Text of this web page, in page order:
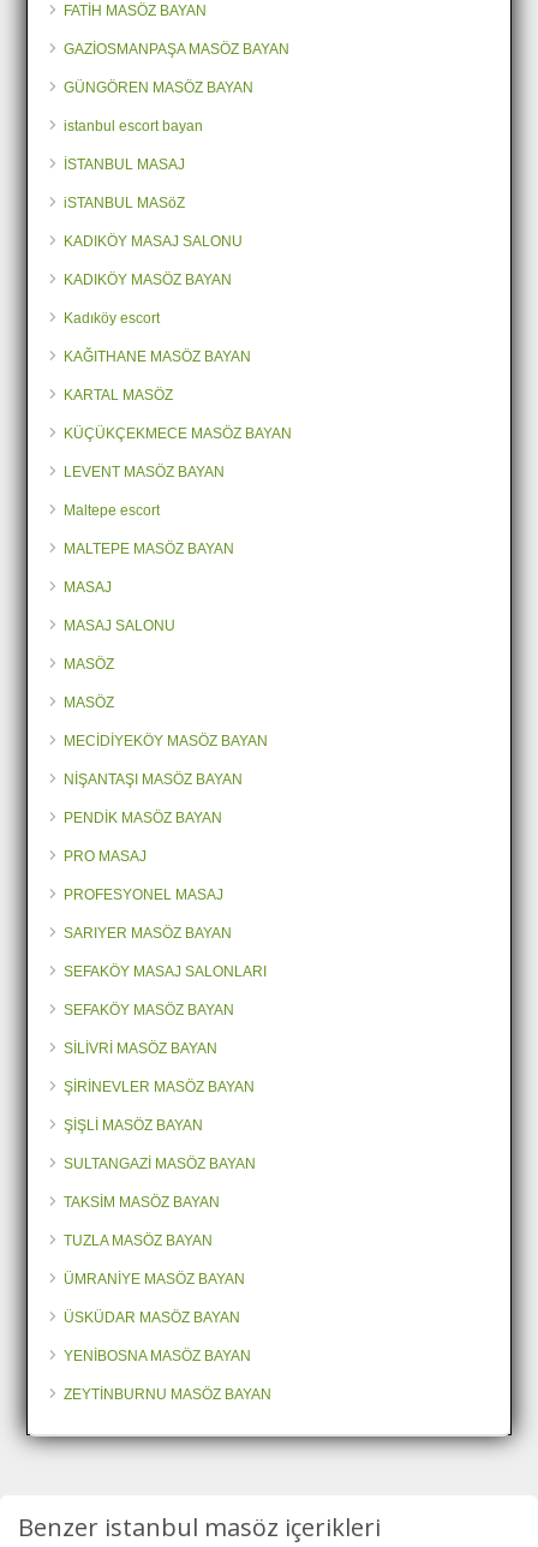
FATİH MASÖZ BAYAN
GAZİOSMANPAŞA MASÖZ BAYAN
GÜNGÖREN MASÖZ BAYAN
istanbul escort bayan
İSTANBUL MASAJ
iSTANBUL MASöZ
KADIKÖY MASAJ SALONU
KADIKÖY MASÖZ BAYAN
Kadıköy escort
KAĞITHANE MASÖZ BAYAN
KARTAL MASÖZ
KÜÇÜKÇEKMECE MASÖZ BAYAN
LEVENT MASÖZ BAYAN
Maltepe escort
MALTEPE MASÖZ BAYAN
MASAJ
MASAJ SALONU
MASÖZ
MASÖZ
MECİDİYEKÖY MASÖZ BAYAN
NİŞANTAŞI MASÖZ BAYAN
PENDİK MASÖZ BAYAN
PRO MASAJ
PROFESYONEL MASAJ
SARIYER MASÖZ BAYAN
SEFAKÖY MASAJ SALONLARI
SEFAKÖY MASÖZ BAYAN
SİLİVRİ MASÖZ BAYAN
ŞİRİNEVLER MASÖZ BAYAN
ŞİŞLİ MASÖZ BAYAN
SULTANGAZİ MASÖZ BAYAN
TAKSİM MASÖZ BAYAN
TUZLA MASÖZ BAYAN
ÜMRANİYE MASÖZ BAYAN
ÜSKÜDAR MASÖZ BAYAN
YENİBOSNA MASÖZ BAYAN
ZEYTİNBURNU MASÖZ BAYAN
Benzer istanbul masöz içerikleri